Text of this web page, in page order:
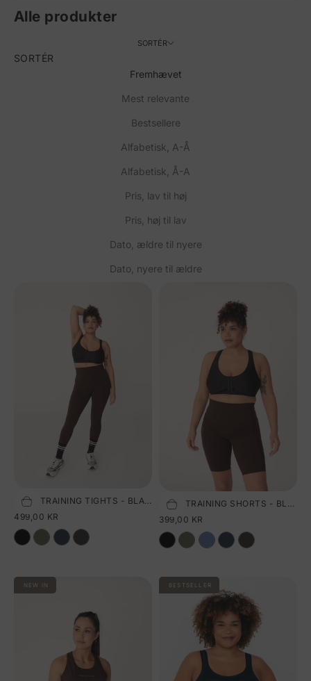
Alle produkter
SORTÉR
SORTÉR
Fremhævet
Mest relevante
Bestsellere
Alfabetisk, A-Å
Alfabetisk, Å-A
Pris, lav til høj
Pris, høj til lav
Dato, ældre til nyere
Dato, nyere til ældre
Vælg størrelse
PURE TRAINING TIGHTS - BLACK COFFEE
SALGSPRIS
499,00 KR
Vælg størrelse
SALGSPRIS
399,00 KR
NEW IN BESTSELLER